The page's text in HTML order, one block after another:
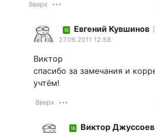
Вверх
18 Евгений Кувшинов
27.06.2011 12:58
Виктор
спасибо за замечания и
учтём!
Вверх
16 Виктор Джуссоев